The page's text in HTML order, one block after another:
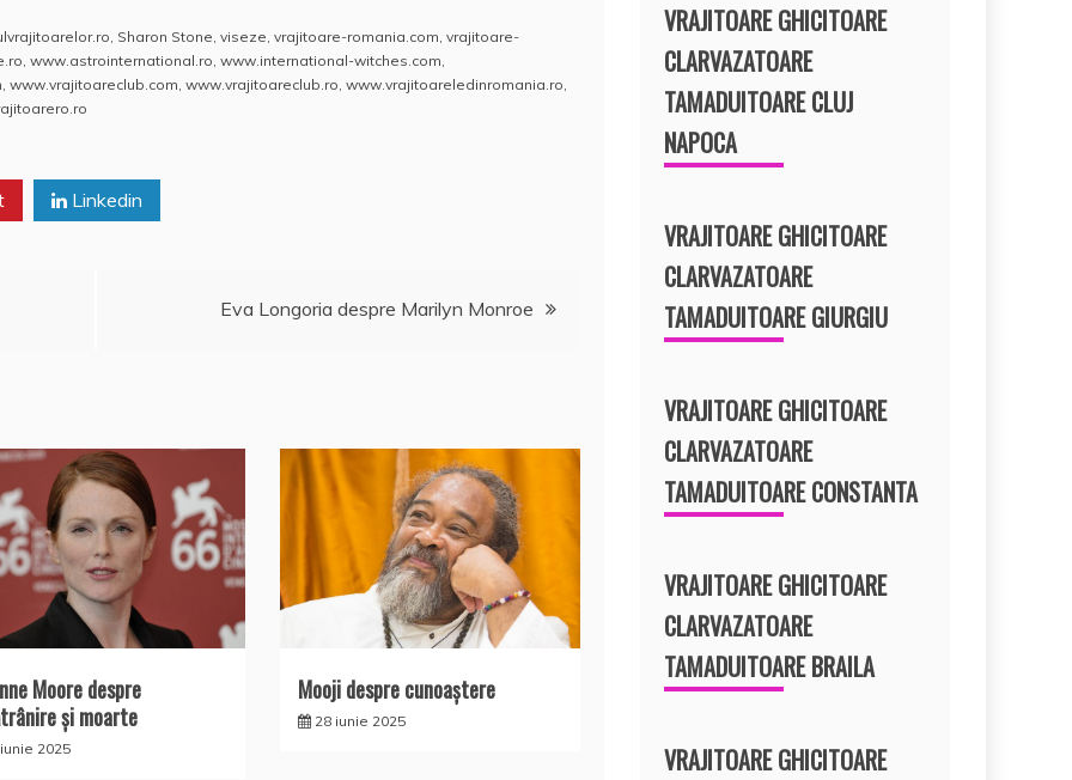
Sharon Stone viseze vrajitoare-romania.com vrajitoare-
www.astrointernational.ro www.international-witches.com
www.vrajitoareclub.com www.vrajitoareclub.ro www.vrajitoareledinromania.ro
Linkedin
Eva Longoria despre Marilyn Monroe
Moore despre
și moarte
2025
Mooji despre cunoaştere
28 iunie 2025
VRAJITOARE GHICITOARE
CLARVAZATOARE
TAMADUITOARE CLUJ
NAPOCA
VRAJITOARE GHICITOARE
CLARVAZATOARE
TAMADUITOARE GIURGIU
VRAJITOARE GHICITOARE
CLARVAZATOARE
TAMADUITOARE CONSTANTA
VRAJITOARE GHICITOARE
CLARVAZATOARE
TAMADUITOARE BRAILA
VRAJITOARE GHICITOARE